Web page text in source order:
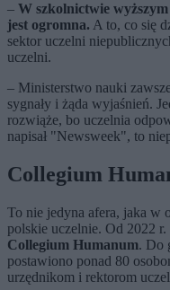
– W szkolnictwie wyższym
jest ogromna. A to, co się
sektor uczelni
uczelni.
– Ministerstwo nauki
sygnały i żąda wyjaśnień.
rozwiąże, bo uczelnia
napisał "Newsweek", to
Collegium
To nie jedyna afera, jaka w
polskie uczelnie. Od 2022
Collegium Humanum. Do
postawiono ponad 80
urzędnikom i rektorom